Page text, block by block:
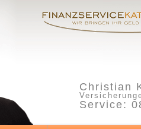
Christian
Service: